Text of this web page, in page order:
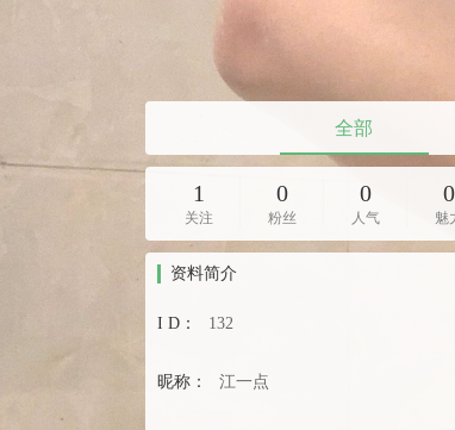
全部
1
关注
0
粉丝
0
人气
0
魅
资料简介
I D： 132
昵称： 江一点